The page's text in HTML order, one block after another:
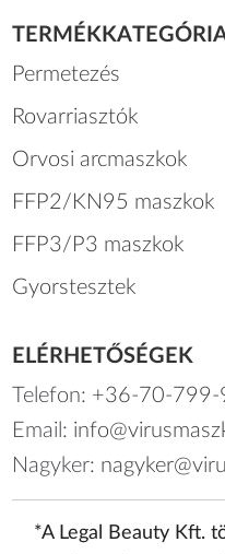
Permetezés
Rovarriasztók
Orvosi arcmaszkok
FFP2/KN95 maszkok
FFP3/P3 maszkok
Gyorstesztek
ELÉRHETŐSÉGEK
Telefon: +36-70-799-
Email:
Nagyker:
*A Legal Beauty Kft.